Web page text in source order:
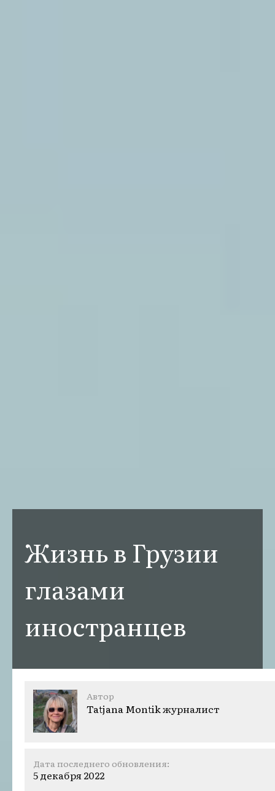
Жизнь в Грузии
глазами
иностранцев
Автор
Tatjana Montikжурналист
Дата последнего обновления:
5 декабря 2022